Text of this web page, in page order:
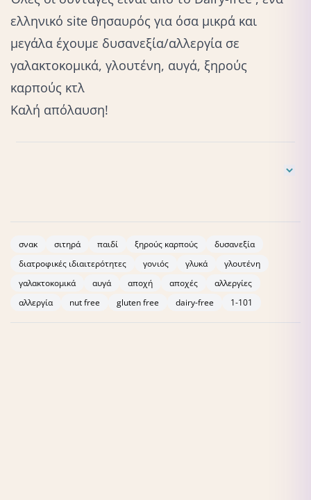
ελληνικό site θησαυρός για όσα μικρά και
μεγάλα έχουμε δυσανεξία/αλλεργία σε
γαλακτοκομικά, γλουτένη, αυγά, ξηρούς
καρπούς κτλ
Καλή απόλαυση!
σνακ σιτηρά παιδί ξηρούς καρπούς
δυσανεξία
διατροφικές ιδιαιτερότητες
γονιός γλυκά
γλουτένη
γαλακτοκομικά
αυγά αποχή αποχές
αλλεργίες
αλλεργία
nut free gluten free dairy-free 1-101